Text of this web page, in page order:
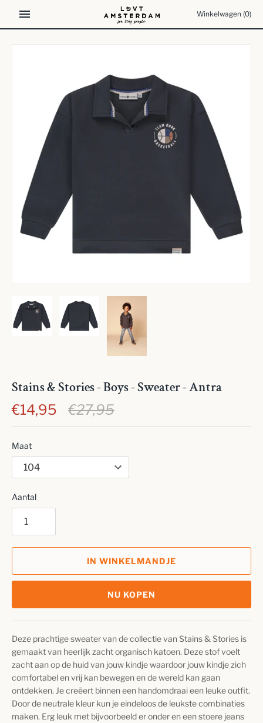
de
Winkelwagen (0)
Stains & Stories - Boys - Sweater - Antra
€14,95
€27,95
Maat
Aantal
IN WINKELMANDJE
NU KOPEN
Deze prachtige sweater van de collectie van Stains & Stories is
gemaakt van heerlijk zacht organisch katoen. Deze stof voelt
zacht aan op de huid van jouw kindje waardoor jouw kindje zich
comfortabel en vrij kan bewegen en de wereld kan gaan
ontdekken. Je creëert binnen een handomdraai een leuke outfit.
Door de neutrale kleur kun je eindeloos de leukste combinaties
maken. Erg leuk met bijvoorbeeld er onder en een stoere jeans